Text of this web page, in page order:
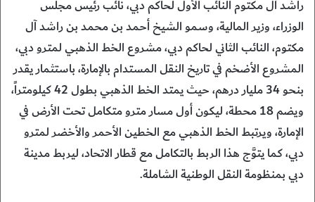
راشد آل مكتوم النائب الأول لحاكم دبي، نائب رئيس مجلس
الوزراء، وزير المالية، وسمو الشيخ أحمد بن محمد بن راشد آل
مكتوم، النائب الثاني لحاكم دبي، مشروع الخط الذهبي لمترو دبي،
المشروع الأضخم في تاريخ النقل المستدام بالإمارة، باستثمار يقدر
بنحو 34 مليار درهم، حيث يمتد الخط الذهبي بطول 42 كيلومتراً،
ويضم 18 محطة، ليكون أول مسار مترو متكامل تحت الأرض في
الإمارة، ويرتبط الخط الذهبي مع الخطين الأحمر والأخضر لمترو
دبي، كما يتوَّج هذا الربط بالتكامل مع قطار الاتحاد، ليربط مدينة
دبي بمنظومة النقل الوطنية الشاملة.